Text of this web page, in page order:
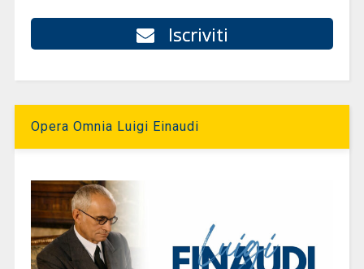
Iscriviti
Opera Omnia Luigi Einaudi